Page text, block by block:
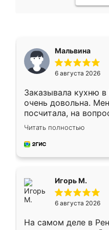
Мальвина
6 августа 2026
Заказывала кухню в
очень довольна.
посчитала, на
Замерщик приехал в
делу со всей
за день, ребята
Читать полностью
Игорь М.
6 августа 2026
На самом деле в